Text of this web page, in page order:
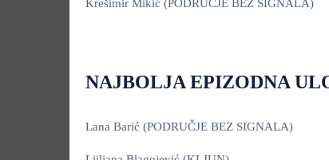
Krešimir Mikić (PODRUČJE BEZ SIGNALA)
NAJBOLJA EPIZODNA
Lana Barić (PODRUČJE BEZ SIGNALA)